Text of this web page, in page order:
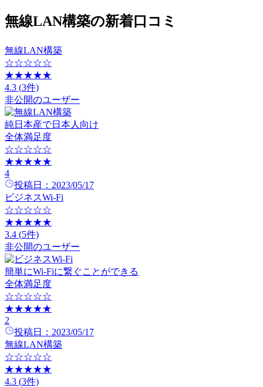
無線LAN構築の新着口コミ
無線LAN構築
☆☆☆☆☆
★★★★★
4.3 (3件)
非公開のユーザー
純日本産で日本人向け
全体満足度
☆☆☆☆☆
★★★★★
4
投稿日： 2023/05/17
ビジネスWi-Fi
☆☆☆☆☆
★★★★★
3.4 (5件)
非公開のユーザー
簡単にWi-Fiに繋ぐことができる
全体満足度
☆☆☆☆☆
★★★★★
2
投稿日： 2023/05/17
無線LAN構築
☆☆☆☆☆
★★★★★
4.3 (3件)